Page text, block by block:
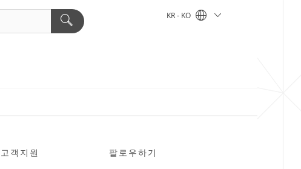
KR - KO
고객지원 팔로우하기